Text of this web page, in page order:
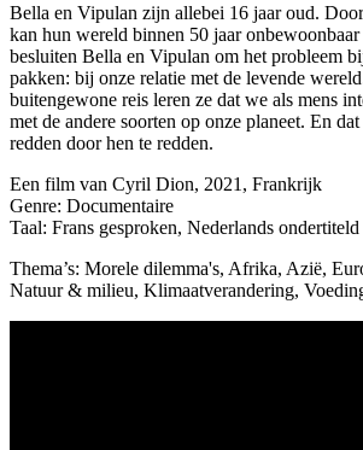
Bella en Vipulan zijn allebei 16 jaar oud.
kan hun wereld binnen 50 jaar
besluiten Bella en Vipulan om het probleem
pakken: bij onze relatie met de levende
buitengewone reis leren ze dat we als mens
met de andere soorten op onze planeet. En
redden door hen te redden.
Een film van Cyril Dion, 2021, Frankrijk
Genre: Documentaire
Taal: Frans gesproken, Nederlands ondertiteld
Thema’s: Morele dilemma's, Afrika, Azië,
Natuur & milieu, Klimaatverandering,